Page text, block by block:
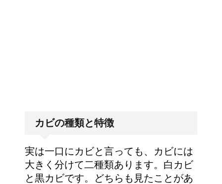
カビの種類と特徴
実は一口にカビと言っても、カビには
大きく分けて二種類あります。白カビ
と黒カビです。どちらも見たことがあ